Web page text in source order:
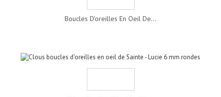
Boucles D'oreilles En Oeil De...